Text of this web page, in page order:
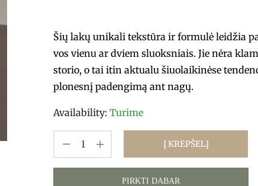
Šių lakų unikali tekstūra ir formulė leidžia
vos vienu ar dviem sluoksniais. Jie nėra
storio, o tai itin aktualu šiuolaikinėse
plonesnį padengimą ant nagų.
Availability: Turime
Į KREPŠELĮ
PIRKTI DABAR